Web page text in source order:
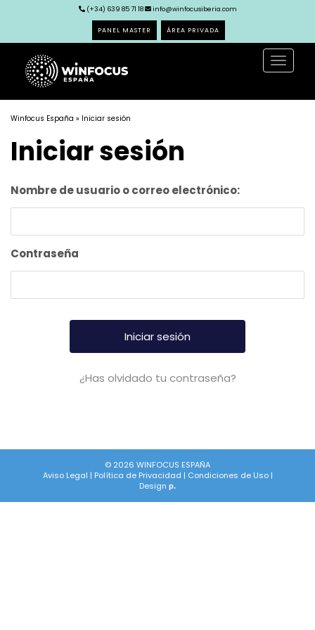
(+34) 639 85 71 18 info@winfocusiberia.com
PANEL MASTER ÁREA PRIVADA
Toggle
Winfocus España » Iniciar sesión
Iniciar sesión
Nombre de usuario o correo electrónico:
Contraseña
¿Has olvidado tu contraseña?
© 2026 WINFOCUS ESPAÑA
Aviso Legal | Política de Privacidad | Condiciones de Uso|
Design p.